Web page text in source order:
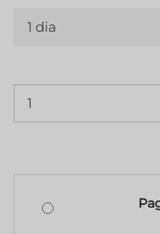
1 dia